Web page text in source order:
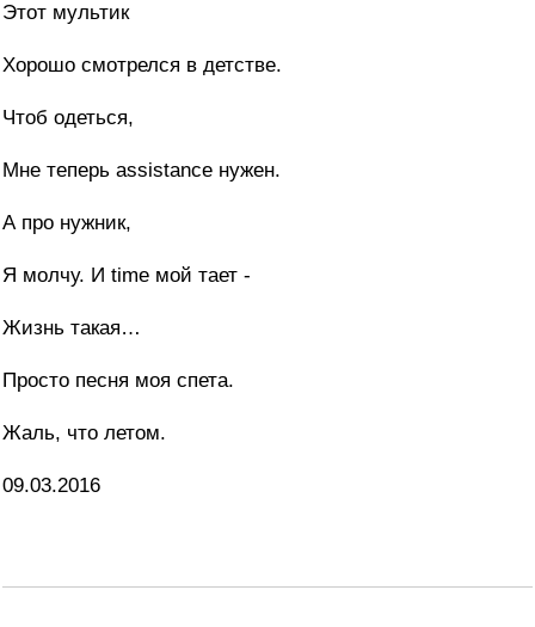
Этот мультик
Хорошо смотрелся в детстве.
Чтоб одеться,
Мне теперь assistance нужен.
А про нужник,
Я молчу. И time мой тает -
Жизнь такая…
Просто песня моя спета.
Жаль, что летом.
09.03.2016